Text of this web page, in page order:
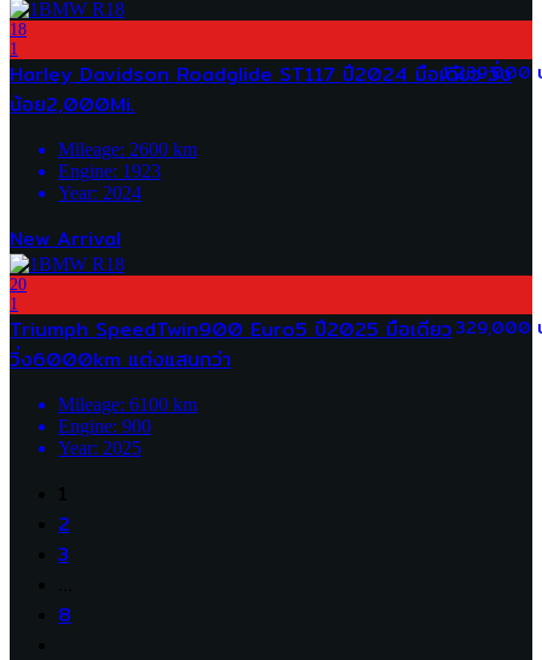
18
1
1,239,000
Harley Davidson Roadglide ST117 ปี2024 มือเดียว วิ่ง
น้อย2,000Mi.
Mileage: 2600 km
Engine: 1923
Year: 2024
New Arrival
20
1
329,000
Triumph SpeedTwin900 Euro5 ปี2025 มือเดียว
วิ่ง6000km แต่งแสนกว่า
Mileage: 6100 km
Engine: 900
Year: 2025
2
3
8